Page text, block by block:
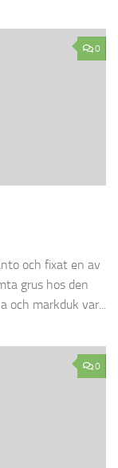
0
och fixat en av
grus hos den
och markduk var...
0